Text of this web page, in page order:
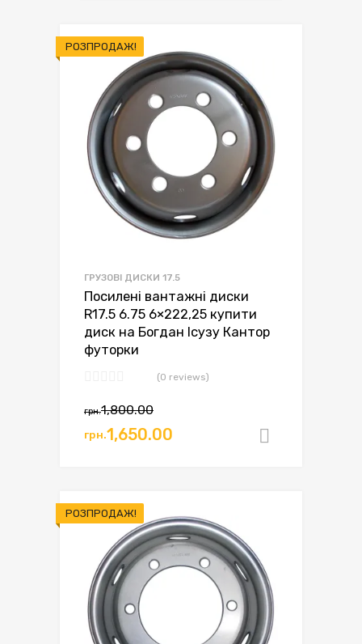
РОЗПРОДАЖ!
ГРУЗОВІ ДИСКИ 17.5
Посилені вантажні диски
R17.5 6.75 6×222,25 купити
диск на Богдан Ісузу Кантор
футорки
(0 reviews)
грн.1,800.00Оригінальна
ціна:
грн.1,650.00
Поточна
ціна:
РОЗПРОДАЖ!